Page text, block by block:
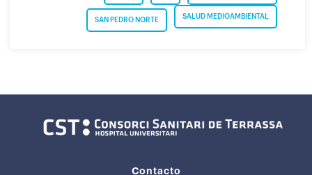
SALUD MEDIOAMBIENTAL
SAN PEDRO NORTE
Contacto